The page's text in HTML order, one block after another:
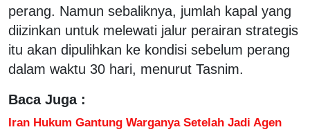
perang. Namun sebaliknya, jumlah kapal yang
diizinkan untuk melewati jalur perairan strategis
itu akan dipulihkan ke kondisi sebelum perang
dalam waktu 30 hari, menurut Tasnim.
Baca Juga :
Iran Hukum Gantung Warganya Setelah Jadi Agen